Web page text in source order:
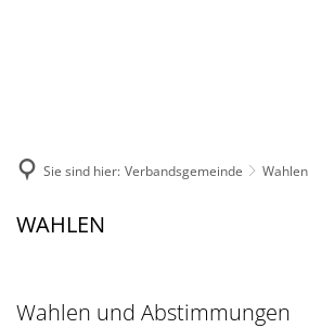
Sie sind hier: Verbandsgemeinde Wahlen
Wahlen
WAHLEN
Wahlen und Abstimmungen